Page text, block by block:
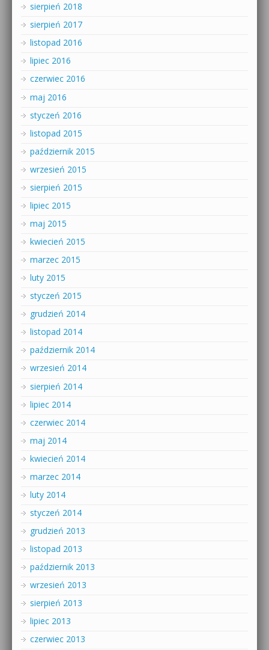
sierpień 2018
sierpień 2017
listopad 2016
lipiec 2016
czerwiec 2016
maj 2016
styczeń 2016
listopad 2015
październik 2015
wrzesień 2015
sierpień 2015
lipiec 2015
maj 2015
kwiecień 2015
marzec 2015
luty 2015
styczeń 2015
grudzień 2014
listopad 2014
październik 2014
wrzesień 2014
sierpień 2014
lipiec 2014
czerwiec 2014
maj 2014
kwiecień 2014
marzec 2014
luty 2014
styczeń 2014
grudzień 2013
listopad 2013
październik 2013
wrzesień 2013
sierpień 2013
lipiec 2013
czerwiec 2013